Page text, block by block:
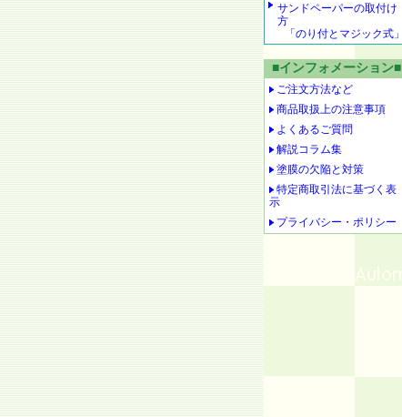
サンドペーパーの取付け
方
「のり付とマジック式」
■インフォメーション■
ご注文方法など
商品取扱上の注意事項
よくあるご質問
解説コラム集
塗膜の欠陥と対策
特定商取引法に基づく表
示
プライバシー・ポリシー